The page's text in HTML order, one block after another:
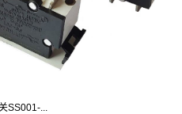
SS001-...